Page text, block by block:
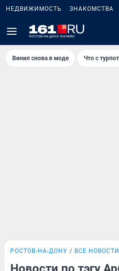
НЕДВИЖИМОСТЬ ЗНАКОМСТВА
Винил снова в моде Что с
РОСТОВ-НА-ДОНУ ВСЕ НОВОСТИ